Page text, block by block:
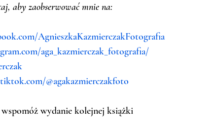
aby zaobserwować mnie na:
AgnieszkaKazmierczakFotografia
aga_kazmierczak_fotografia/
@agakazmierczakfoto
wydanie kolejnej książki